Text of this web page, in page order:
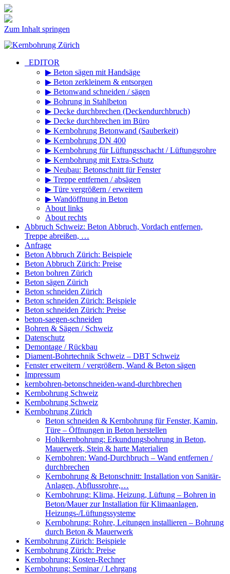
Zum Inhalt springen
_EDITOR
▶ Beton sägen mit Handsäge
▶ Beton zerkleinern & entsorgen
▶ Betonwand schneiden / sägen
▶ Bohrung in Stahlbeton
▶ Decke durchbrechen (Deckendurchbruch)
▶ Decke durchbrechen im Büro
▶ Kernbohrung Betonwand (Sauberkeit)
▶ Kernbohrung DN 400
▶ Kernbohrung für Lüftungsschacht / Lüftungsrohre
▶ Kernbohrung mit Extra-Schutz
▶ Neubau: Betonschnitt für Fenster
▶ Treppe entfernen / absägen
▶ Türe vergrößern / erweitern
▶ Wandöffnung in Beton
About links
About rechts
Abbruch Schweiz: Beton Abbruch, Vordach entfernen,
Treppe abreißen, …
Anfrage
Beton Abbruch Zürich: Beispiele
Beton Abbruch Zürich: Preise
Beton bohren Zürich
Beton sägen Zürich
Beton schneiden Zürich
Beton schneiden Zürich: Beispiele
Beton schneiden Zürich: Preise
beton-saegen-schneiden
Bohren & Sägen / Schweiz
Datenschutz
Demontage / Rückbau
Diament-Bohrtechnik Schweiz – DBT Schweiz
Fenster erweitern / vergrößern, Wand & Beton sägen
Impressum
kernbohren-betonschneiden-wand-durchbrechen
Kernbohrung Schweiz
Kernbohrung Schweiz
Kernbohrung Zürich
Beton schneiden & Kernbohrung für Fenster, Kamin,
Türe – Öffnungen in Beton herstellen
Hohlkernbohrung: Erkundungsbohrung in Beton,
Mauerwerk, Stein & harte Materialien
Kernbohren: Wand-Durchbruch – Wand entfernen /
durchbrechen
Kernbohrung & Betonschnitt: Installation von Sanitär-
Anlagen, Abflussrohre,…
Kernbohrung: Klima, Heizung, Lüftung – Bohren in
Beton/Mauer zur Installation für Klimaanlagen,
Heizungs-/Lüftungssysteme
Kernbohrung: Rohre, Leitungen installieren – Bohrung
durch Beton & Mauerwerk
Kernbohrung Zürich: Beispiele
Kernbohrung Zürich: Preise
Kernbohrung: Kosten-Rechner
Kernbohrung: Seminar / Lehrgang